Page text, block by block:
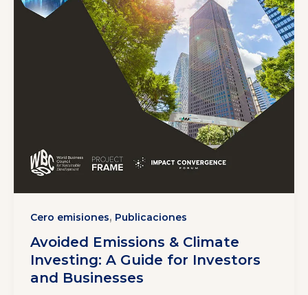
Cero emisiones, Publicaciones
Avoided Emissions & Climate
Investing: A Guide for Investors
and Businesses